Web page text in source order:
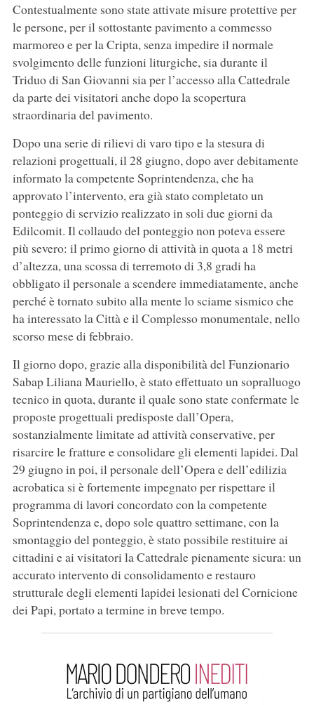
Contestualmente sono state attivate misure protettive per
le persone, per il sottostante pavimento a commesso
marmoreo e per la Cripta, senza impedire il normale
svolgimento delle funzioni liturgiche, sia durante il
Triduo di San Giovanni sia per l’accesso alla Cattedrale
da parte dei visitatori anche dopo la scopertura
straordinaria del pavimento.
Dopo una serie di rilievi di varo tipo e la stesura di
relazioni progettuali, il 28 giugno, dopo aver debitamente
informato la competente Soprintendenza, che ha
approvato l’intervento, era già stato completato un
ponteggio di servizio realizzato in soli due giorni da
Edilcomit. Il collaudo del ponteggio non poteva essere
più severo: il primo giorno di attività in quota a 18 metri
d’altezza, una scossa di terremoto di 3,8 gradi ha
obbligato il personale a scendere immediatamente, anche
perché è tornato subito alla mente lo sciame sismico che
ha interessato la Città e il Complesso monumentale, nello
scorso mese di febbraio.
Il giorno dopo, grazie alla disponibilità del Funzionario
Sabap Liliana Mauriello, è stato effettuato un sopralluogo
tecnico in quota, durante il quale sono state confermate le
proposte progettuali predisposte dall’Opera,
sostanzialmente limitate ad attività conservative, per
risarcire le fratture e consolidare gli elementi lapidei. Dal
29 giugno in poi, il personale dell’Opera e dell’edilizia
acrobatica si è fortemente impegnato per rispettare il
programma di lavori concordato con la competente
Soprintendenza e, dopo sole quattro settimane, con la
smontaggio del ponteggio, è stato possibile restituire ai
cittadini e ai visitatori la Cattedrale pienamente sicura: un
accurato intervento di consolidamento e restauro
strutturale degli elementi lapidei lesionati del Cornicione
dei Papi, portato a termine in breve tempo.